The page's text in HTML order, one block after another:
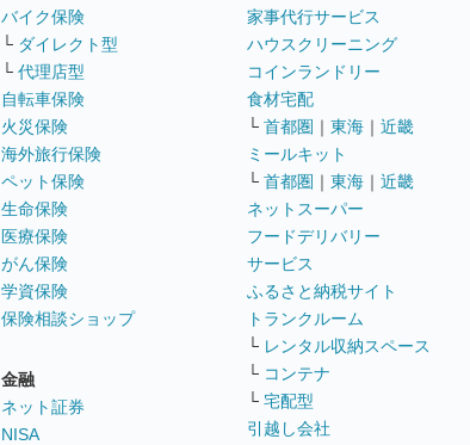
バイク保険
└ ダイレクト型
└ 代理店型
自転車保険
火災保険
海外旅行保険
ペット保険
生命保険
医療保険
がん保険
学資保険
保険相談ショップ
金融
ネット証券
NISA
家事代行サービス
ハウスクリーニング
コインランドリー
食材宅配
└ 首都圏 ｜ 東海 ｜ 近畿
ミールキット
└ 首都圏 ｜ 東海 ｜ 近畿
ネットスーパー
フードデリバリー
サービス
ふるさと納税サイト
トランクルーム
└ レンタル収納スペース
└ コンテナ
└ 宅配型
引越し会社